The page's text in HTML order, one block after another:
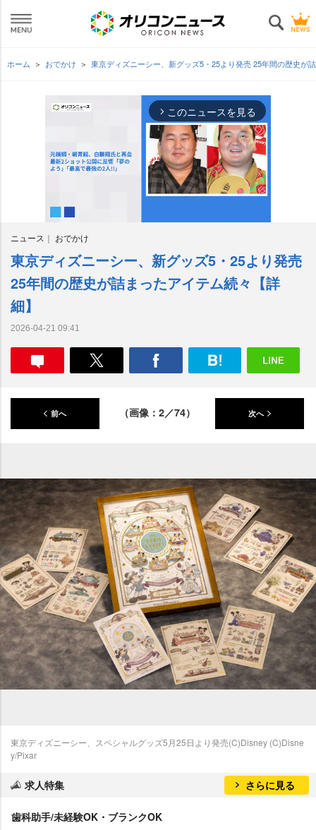
ホーム おでかけ 東京ディズニーシー、新グッズ5・25より発売 25年間の歴史が
arrow_forward_ios このニュースを見る
M
u
t
ニュース おでかけ
東京ディズニーシー、新グッズ5・25より発売
25年間の歴史が詰まったアイテム続々【詳
細】
2026-04-21 09:41
前へ （画像：2／74） 次へ
東京ディズニーシー、スペシャルグッズ5月25日より発売(C)Disney (C)Disne
y/Pixar
求人特集 さらに見る
歯科助手/未経験OK・ブランクOK